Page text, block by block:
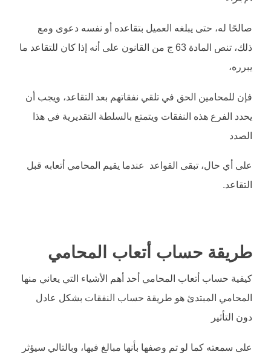
صالحًا له، حتى يبلغه العميل بتقاعده أو نفسه دعوى ومع
ذلك، تنص المادة 63 ج من القانون على أنه إذا كان للتقاعد ما
يبرره،
فإن للمحامين الحق في تلقي نفقاتهم بعد التقاعد، ويجب أن
يحدد الفرع هذه النفقات ويتمتع بالسلطة التقديرية في هذا
الصدد
على أي حال، تبقى القواعد عندما يقيم المحامي أتعابه قبل
التقاعد.
طريقة حساب أتعاب المحامي
كيفية حساب أتعاب المحامي أحد أهم الأشياء التي يعاني منها
المحامي المبتدئ هو طريقة حساب النفقات بشكل عادل
دون التأثير
على سمعته كما لو تم وصفها بأنها مبالغ فيها، وبالتالي سيؤثر